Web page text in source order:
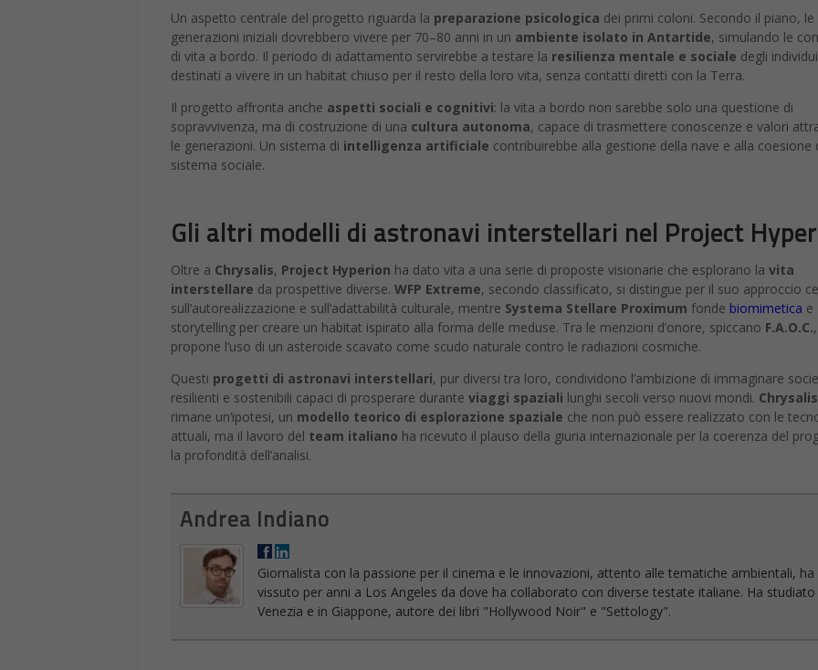
Un aspetto centrale del progetto riguarda la preparazione psicologica dei primi coloni. Secondo il piano, le
generazioni iniziali dovrebbero vivere per 70–80 anni in un ambiente isolato in Antartide, simulando le
di vita a bordo. Il periodo di adattamento servirebbe a testare la resilienza mentale e sociale degli individui
destinati a vivere in un habitat chiuso per il resto della loro vita, senza contatti diretti con la Terra.
Il progetto affronta anche aspetti sociali e cognitivi: la vita a bordo non sarebbe solo una questione di
sopravvivenza, ma di costruzione di una cultura autonoma, capace di trasmettere conoscenze e valori
le generazioni. Un sistema di intelligenza artificiale contribuirebbe alla gestione della nave e alla coesione
sistema sociale.
Gli altri modelli di astronavi interstellari nel Project
Oltre a Chrysalis, Project Hyperion ha dato vita a una serie di proposte visionarie che esplorano la vita
interstellare da prospettive diverse. WFP Extreme, secondo classificato, si distingue per il suo approccio
sull’autorealizzazione e sull’adattabilità culturale, mentre Systema Stellare Proximum fonde biomimetica e
storytelling per creare un habitat ispirato alla forma delle meduse. Tra le menzioni d’onore, spiccano F.A.O.C.
propone l’uso di un asteroide scavato come scudo naturale contro le radiazioni cosmiche.
Questi progetti di astronavi interstellari, pur diversi tra loro, condividono l’ambizione di immaginare
resilienti e sostenibili capaci di prosperare durante viaggi spaziali lunghi secoli verso nuovi mondi. Chrysalis
rimane un’ipotesi, un modello teorico di esplorazione spaziale che non può essere realizzato con le
attuali, ma il lavoro del team italiano ha ricevuto il plauso della giuria internazionale per la coerenza del
la profondità dell’analisi.
Andrea Indiano
Giornalista con la passione per il cinema e le innovazioni, attento alle tematiche ambientali, ha
vissuto per anni a Los Angeles da dove ha collaborato con diverse testate italiane. Ha studiato
Venezia e in Giappone, autore dei libri "Hollywood Noir" e "Settology".